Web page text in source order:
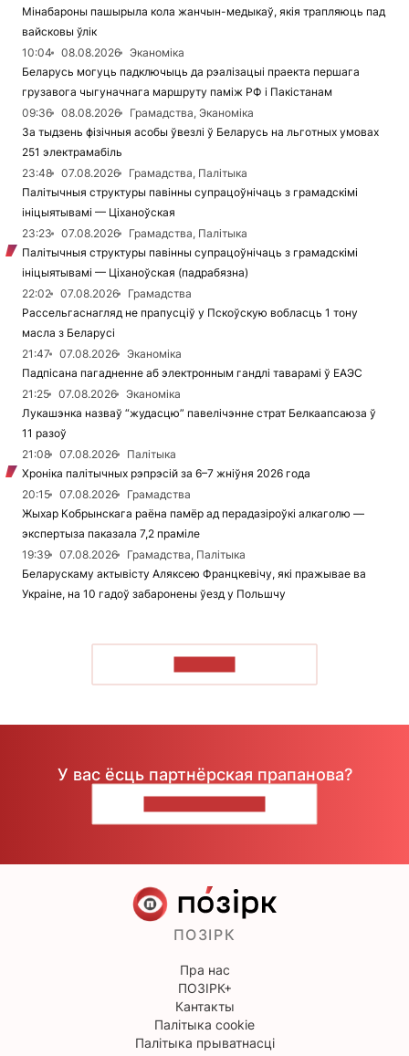
Мінабароны пашырыла кола жанчын-медыкаў, якія трапляюць пад
вайсковы ўлік
10:04
08.08.2026
Эканоміка
Беларусь могуць падключыць да рэалізацыі праекта першага
грузавога чыгуначнага маршруту паміж РФ і Пакістанам
09:36
08.08.2026
Грамадства, Эканоміка
За тыдзень фізічныя асобы ўвезлі ў Беларусь на льготных умовах
251 электрамабіль
23:48
07.08.2026
Грамадства, Палітыка
Палітычныя структуры павінны супрацоўнічаць з грамадскімі
ініцыятывамі — Ціханоўская
23:23
07.08.2026
Грамадства, Палітыка
Палітычныя структуры павінны супрацоўнічаць з грамадскімі
ініцыятывамі — Ціханоўская (падрабязна)
22:02
07.08.2026
Грамадства
Рассельгаснагляд не прапусціў у Пскоўскую вобласць 1 тону
масла з Беларусі
21:47
07.08.2026
Эканоміка
Падпісана пагадненне аб электронным гандлі таварамі ў ЕАЭС
21:25
07.08.2026
Эканоміка
Лукашэнка назваў “жудасцю” павелічэнне страт Белкаапсаюза ў
11 разоў
21:08
07.08.2026
Палітыка
Хроніка палітычных рэпрэсій за 6–7 жніўня 2026 года
20:15
07.08.2026
Грамадства
Жыхар Кобрынскага раёна памёр ад перадазіроўкі алкаголю —
экспертыза паказала 7,2 праміле
19:39
07.08.2026
Грамадства, Палітыка
Беларускаму актывісту Аляксею Францкевічу, які пражывае ва
Украіне, на 10 гадоў забаронены ўезд у Польшчу
У вас ёсць партнёрская прапанова?
ПОЗІРК
Пра нас
ПОЗІРК+
Кантакты
Палітыка cookie
Палітыка прыватнасці